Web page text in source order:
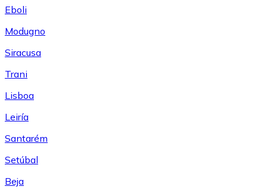
Eboli
Modugno
Siracusa
Trani
Lisboa
Leiría
Santarém
Setúbal
Beja